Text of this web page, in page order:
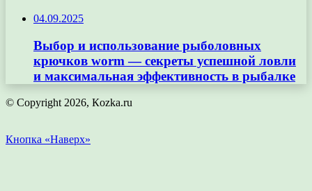
04.09.2025
Выбор и использование рыболовных
крючков worm — секреты успешной ловли
и максимальная эффективность в рыбалке
© Copyright 2026, Кozka.ru
Кнопка «Наверх»